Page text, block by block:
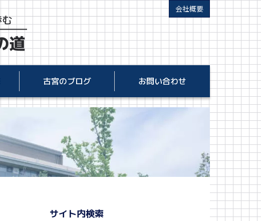
会社概要
古宮のブログ お問い合わせ
サイト内検索